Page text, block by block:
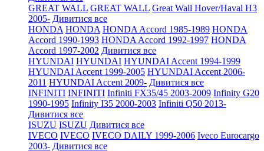
GREAT WALL GREAT WALL Great Wall Hover/Haval H3
2005- Дивитися все
HONDA HONDA HONDA Accord 1985-1989 HONDA
Accord 1990-1993 HONDA Accord 1992-1997 HONDA
Accord 1997-2002 Дивитися все
HYUNDAI HYUNDAI HYUNDAI Accent 1994-1999
HYUNDAI Accent 1999-2005 HYUNDAI Accent 2006-
2011 HYUNDAI Accent 2009- Дивитися все
INFINITI INFINITI Infiniti FX35/45 2003-2009 Infinity G20
1990-1995 Infinity I35 2000-2003 Infiniti Q50 2013-
Дивитися все
ISUZU ISUZU Дивитися все
IVECO IVECO IVECO DAILY 1999-2006 Iveco Eurocargo
2003- Дивитися все